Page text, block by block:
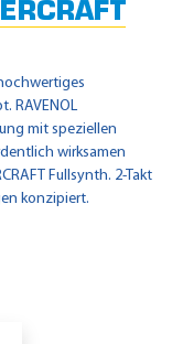
RAVENOL
mit speziellen
wirksamen
Fullsynth. 2-Takt
konzipiert.